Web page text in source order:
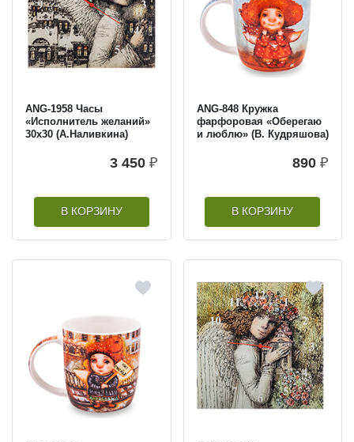
ANG-1958 Часы
«Исполнитель желаний»
30х30 (А.Наливкина)
3 450 ₽
В КОРЗИНУ
ANG-848 Кружка
фарфоровая «Оберегаю
и люблю» (В. Кудряшова)
890 ₽
В КОРЗИНУ